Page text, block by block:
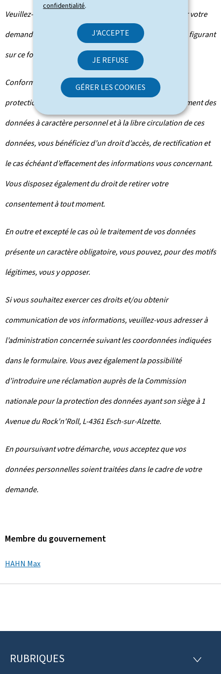
confidentialité.
J'ACCEPTE
JE REFUSE
GÉRER LES COOKIES
Veuillez-vous adresser à l’administration concernée par votre
demande pour connaître les destinataires des données figurant
sur ce formulaire.
Conformément au règlement (UE) 2016/679 relatif à la
protection des personnes physiques à l'égard du traitement des
données à caractère personnel et à la libre circulation de ces
données, vous bénéficiez d’un droit d’accès, de rectification et
le cas échéant d’effacement des informations vous concernant.
Vous disposez également du droit de retirer votre
consentement à tout moment.
En outre et excepté le cas où le traitement de vos données
présente un caractère obligatoire, vous pouvez, pour des motifs
légitimes, vous y opposer.
Si vous souhaitez exercer ces droits et/ou obtenir
communication de vos informations, veuillez-vous adresser à
l’administration concernée suivant les coordonnées indiquées
dans le formulaire. Vous avez également la possibilité
d’introduire une réclamation auprès de la Commission
nationale pour la protection des données ayant son siège à 1
Avenue du Rock'n'Roll, L-4361 Esch-sur-Alzette.
En poursuivant votre démarche, vous acceptez que vos
données personnelles soient traitées dans le cadre de votre
demande.
Membre du gouvernement
HAHN Max
P
RUBRIQUES
R